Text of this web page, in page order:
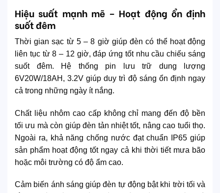
Hiệu suất mạnh mẽ – Hoạt động ổn định
suốt đêm
Thời gian sạc từ 5 – 8 giờ giúp đèn có thể hoạt động
liên tục từ 8 – 12 giờ, đáp ứng tốt nhu cầu chiếu sáng
suốt đêm. Hệ thống pin lưu trữ dung lượng
6V20W/18AH, 3.2V giúp duy trì độ sáng ổn định ngay
cả trong những ngày ít nắng.
Chất liệu nhôm cao cấp không chỉ mang đến độ bền
tối ưu mà còn giúp đèn tản nhiệt tốt, nâng cao tuổi thọ.
Ngoài ra, khả năng chống nước đạt chuẩn IP65 giúp
sản phẩm hoạt động tốt ngay cả khi thời tiết mưa bão
hoặc môi trường có độ ẩm cao.
Cảm biến ánh sáng giúp đèn tự động bật khi trời tối và